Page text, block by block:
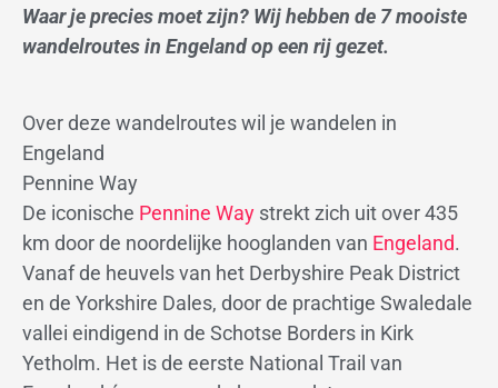
Waar je precies moet zijn? Wij hebben de 7 mooiste
wandelroutes in Engeland op een rij gezet.
Over deze wandelroutes wil je wandelen in
Engeland
Pennine Way
De iconische Pennine Way strekt zich uit over 435
km door de noordelijke hooglanden van Engeland.
Vanaf de heuvels van het Derbyshire Peak District
en de Yorkshire Dales, door de prachtige Swaledale
vallei eindigend in de Schotse Borders in Kirk
Yetholm. Het is de eerste National Trail van